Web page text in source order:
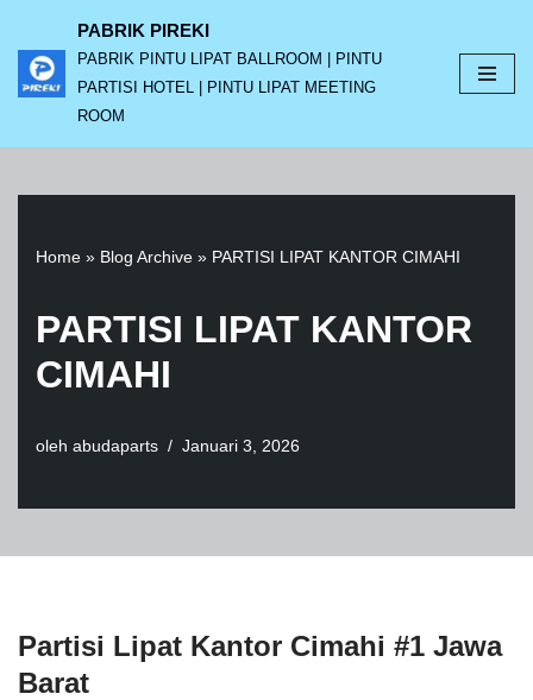
Lompat
ke
PABRIK PIREKI
PABRIK PINTU LIPAT BALLROOM | PINTU
PARTISI HOTEL | PINTU LIPAT MEETING
ROOM
Home » Blog Archive » PARTISI LIPAT KANTOR CIMAHI
PARTISI LIPAT KANTOR
CIMAHI
oleh abudaparts Januari 3, 2026
Partisi Lipat Kantor Cimahi #1 Jawa
Barat